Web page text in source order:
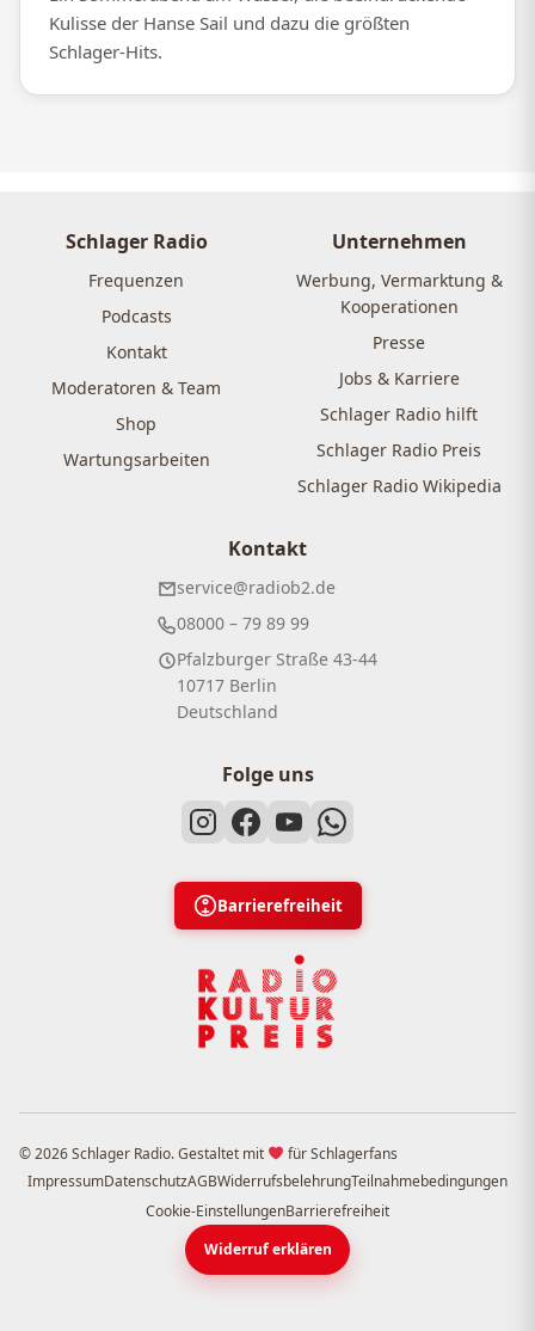
Kulisse der Hanse Sail und dazu die größten
Schlager-Hits.
Schlager Radio
Frequenzen
Podcasts
Kontakt
Moderatoren & Team
Shop
Wartungsarbeiten
Unternehmen
Werbung, Vermarktung &
Kooperationen
Presse
Jobs & Karriere
Schlager Radio hilft
Schlager Radio Preis
Schlager Radio Wikipedia
Kontakt
service@radiob2.de
08000 – 79 89 99
Pfalzburger Straße 43-44
10717 Berlin
Deutschland
Folge uns
Barrierefreiheit
© 2026 Schlager Radio. Gestaltet mit
für Schlagerfans
ImpressumDatenschutzAGBWiderrufsbelehrungTeilnahmebedingungen
Cookie-EinstellungenBarrierefreiheit
Widerruf erklären